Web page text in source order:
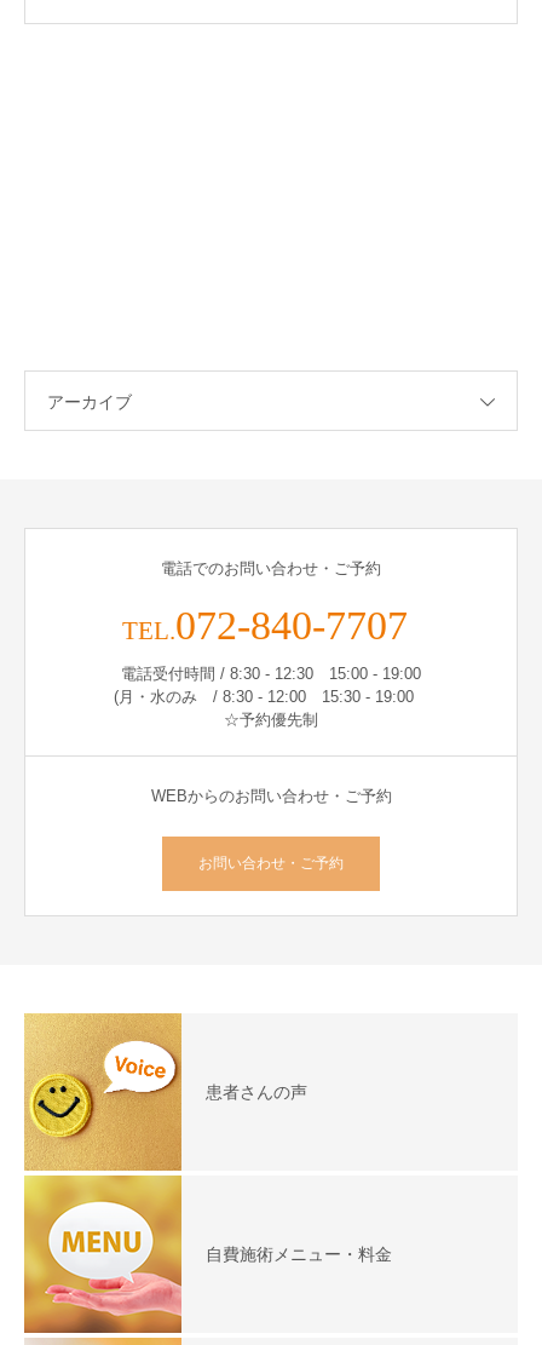
アーカイブ
電話でのお問い合わせ・ご予約
TEL.072-840-7707
電話受付時間 / 8:30 - 12:30 15:00 - 19:00
(月・水のみ / 8:30 - 12:00 15:30 - 19:00
☆予約優先制
WEBからのお問い合わせ・ご予約
お問い合わせ・ご予約
患者さんの声
自費施術メニュー・料金